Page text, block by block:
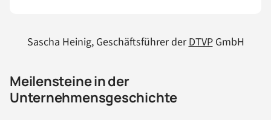
Sascha Heinig, Geschäftsführer derDTVPGmbH
Meilensteine in der
Unternehmensgeschichte